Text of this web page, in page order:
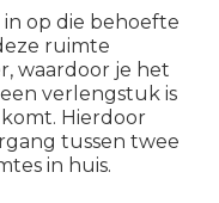
op die behoefte
ruimte
waardoor je het
verlengstuk is
Hierdoor
tussen twee
in huis.